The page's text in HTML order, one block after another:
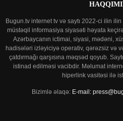
Bugun.tv internet tv və saytı 2022-ci ilin
müstəqil informasiya siyasəti həyata
Azərbaycanın ictimai, siyasi, mədəni,
hadisələri izləyiciyə operativ, qərəzsiz və
çatdırmağı qarşısına məqsəd qoyub.
istinad edilməsi vacibdir. Məlumat
hiperlink vasitəsi ilə
Bizimlə əlaqə: E-mail: